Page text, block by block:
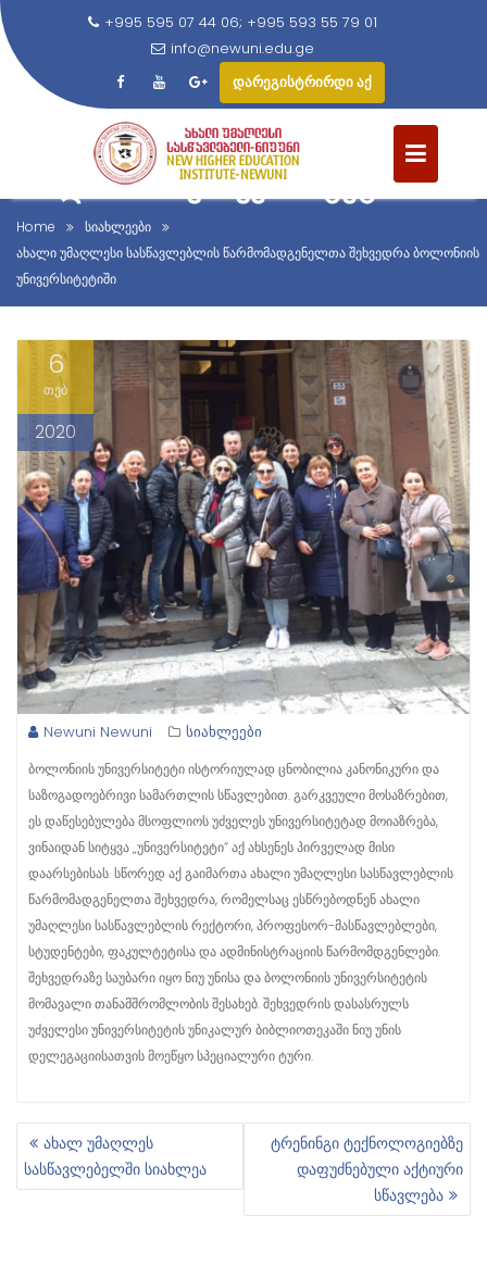
p
o
+995 595 07 44 06; +995 593 55 79 01
info@newuni.edu.ge
დარეგისტრირდი აქ
ᲐᲮᲐᲚᲘ ᲣᲛᲐᲦᲚᲔᲡᲘ
ᲬᲐᲠᲛᲝᲛᲐᲓᲒᲔᲜᲔᲚᲗᲐ ᲨᲔᲮᲕᲔᲓᲠᲐ
ᲑᲝᲚᲝᲜᲘᲘᲡ ᲣᲜᲘᲕᲔᲠᲡᲘᲢᲔᲢᲘᲨᲘ
Home
სიახლეები
ახალი უმაღლესი სასწავლებლის წარმომადგენელთა შეხვედრა ბოლონიის
უნივერსიტეტიში
6
თებ
2020
Newuni Newuni სიახლეები
ბოლონიის უნივერსიტეტი ისტორიულად ცნობილია კანონიკური და
საზოგადოებრივი სამართლის სწავლებით. გარკვეული მოსაზრებით,
ეს დაწესებულება მსოფლიოს უძველეს უნივერსიტეტად მოიაზრება,
ვინაიდან სიტყვა „უნივერსიტეტი“ აქ ახსენეს პირველად მისი
დაარსებისას. სწორედ აქ გაიმართა ახალი უმაღლესი სასწავლებლის
წარმომადგენელთა შეხვედრა, რომელსაც ესწრებოდნენ ახალი
უმაღლესი სასწავლებლის რექტორი, პროფესორ-მასწავლებლები,
სტუდენტები, ფაკულტეტისა და ადმინისტრაციის წარმომდგენლები.
შეხვედრაზე საუბარი იყო ნიუ უნისა და ბოლონიის უნივერსიტეტის
მომავალი თანამშრომლობის შესახებ. შეხვედრის დასასრულს
უძველესი უნივერსიტეტის უნიკალურ ბიბლიოთეკაში ნიუ უნის
დელეგაციისათვის მოეწყო სპეციალური ტური.
Პ
Ო
ახალ უმაღლეს
სასწავლებელში სიახლეა
ტრენინგი ტექნოლოგიებზე
დაფუძნებული აქტიური
სწავლება